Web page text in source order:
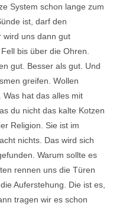
System schon lange zum
ist, darf den
wird uns dann gut
bis über die Ohren.
gut. Besser als gut. Und
greifen. Wollen
hat das alles mit
du nicht das kalte Kotzen
Religion. Sie ist im
nichts. Das wird sich
Warum sollte es
rennen uns die Türen
Auferstehung. Die ist es,
tragen wir es schon